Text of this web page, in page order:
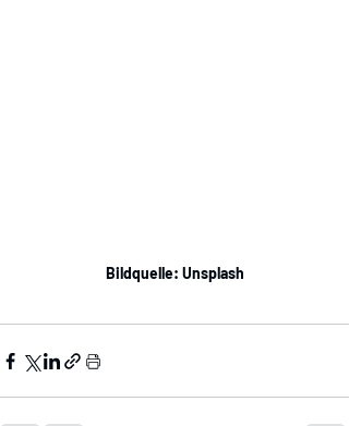
Bildquelle: Unsplash